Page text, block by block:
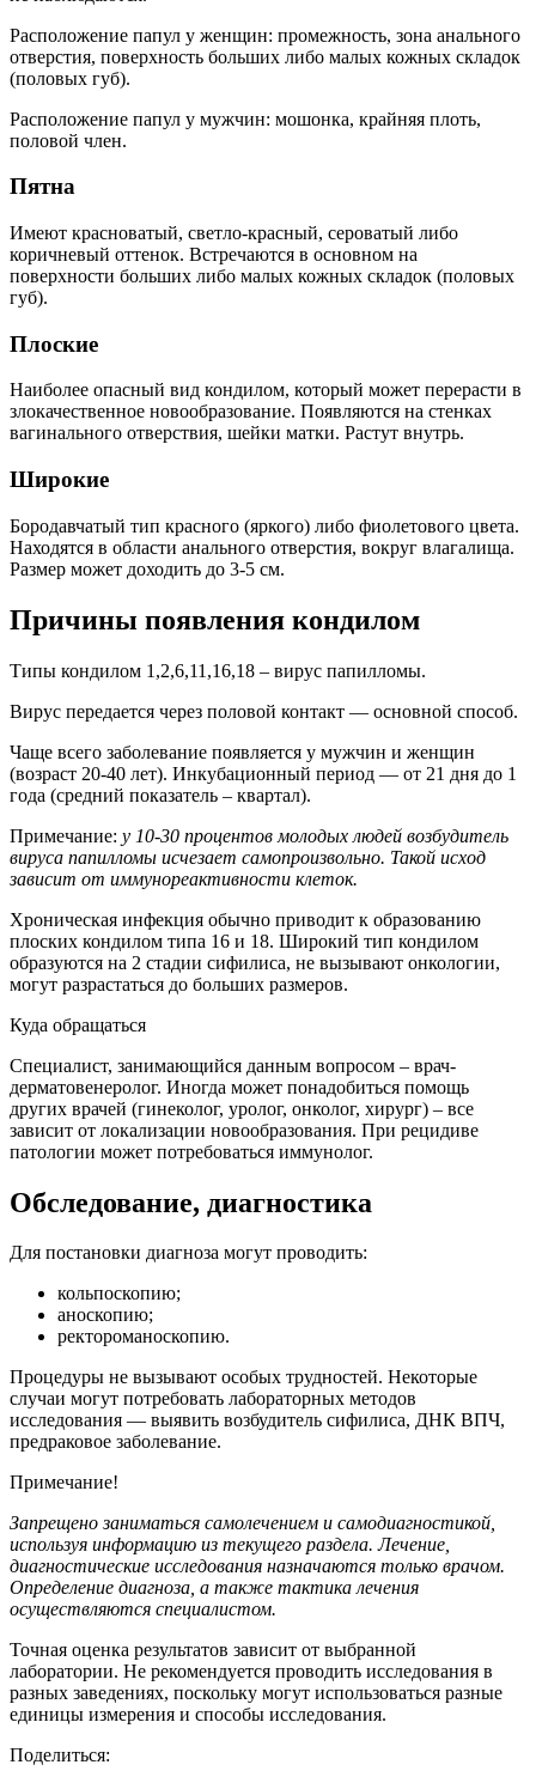
Расположение папул у женщин: промежность, зона анального
отверстия, поверхность больших либо малых кожных складок
(половых губ).
Расположение папул у мужчин: мошонка, крайняя плоть,
половой член.
Пятна
Имеют красноватый, светло-красный, сероватый либо
коричневый оттенок. Встречаются в основном на
поверхности больших либо малых кожных складок (половых
губ).
Плоские
Наиболее опасный вид кондилом, который может перерасти в
злокачественное новообразование. Появляются на стенках
вагинального отверствия, шейки матки. Растут внутрь.
Широкие
Бородавчатый тип красного (яркого) либо фиолетового цвета.
Находятся в области анального отверстия, вокруг влагалища.
Размер может доходить до 3-5 см.
Причины появления кондилом
Типы кондилом 1,2,6,11,16,18 – вирус папилломы.
Вирус передается через половой контакт — основной способ.
Чаще всего заболевание появляется у мужчин и женщин
(возраст 20-40 лет). Инкубационный период — от 21 дня до 1
года (средний показатель – квартал).
Примечание: у 10-30 процентов молодых людей возбудитель
вируса папилломы исчезает самопроизвольно. Такой исход
зависит от иммунореактивности клеток.
Хроническая инфекция обычно приводит к образованию
плоских кондилом типа 16 и 18. Широкий тип кондилом
образуются на 2 стадии сифилиса, не вызывают онкологии,
могут разрастаться до больших размеров.
Куда обращаться
Специалист, занимающийся данным вопросом – врач-
дерматовенеролог. Иногда может понадобиться помощь
других врачей (гинеколог, уролог, онколог, хирург) – все
зависит от локализации новообразования. При рецидиве
патологии может потребоваться иммунолог.
Обследование, диагностика
Для постановки диагноза могут проводить:
кольпоскопию;
аноскопию;
ректороманоскопию.
Процедуры не вызывают особых трудностей. Некоторые
случаи могут потребовать лабораторных методов
исследования — выявить возбудитель сифилиса, ДНК ВПЧ,
предраковое заболевание.
Примечание!
Запрещено заниматься самолечением и самодиагностикой,
используя информацию из текущего раздела. Лечение,
диагностические исследования назначаются только врачом.
Определение диагноза, а также тактика лечения
осуществляются специалистом.
Точная оценка результатов зависит от выбранной
лаборатории. Не рекомендуется проводить исследования в
разных заведениях, поскольку могут использоваться разные
единицы измерения и способы исследования.
Поделиться: